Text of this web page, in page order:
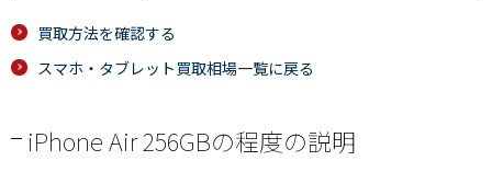
買取方法を確認する
スマホ・タブレット買取相場一覧に戻る
iPhone Air 256GBの程度の説明